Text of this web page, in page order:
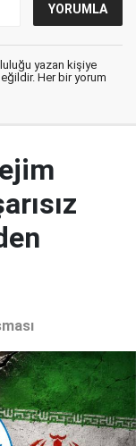
yazan kişiye
Her bir yorum